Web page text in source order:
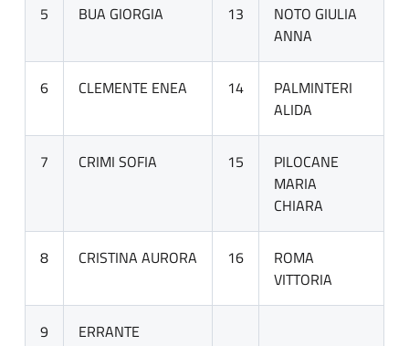
5 BUA GIORGIA 13
NOTO GIULIA
ANNA
6 CLEMENTE ENEA 14
PALMINTERI
ALIDA
7 CRIMI SOFIA 15
PILOCANE
MARIA
CHIARA
8 CRISTINA AURORA 16
ROMA
VITTORIA
9
ERRANTE